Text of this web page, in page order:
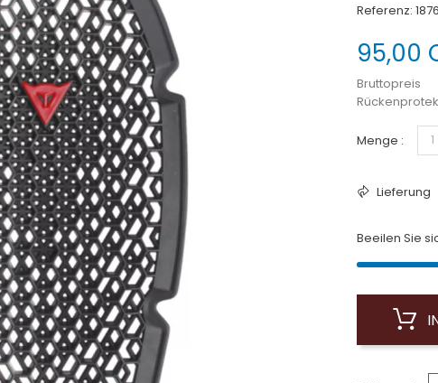
Referenz:
95,00
Bruttopreis
Menge :
Lieferung
Beeilen Sie